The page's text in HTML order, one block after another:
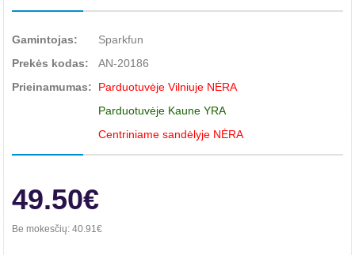
Gamintojas:
Sparkfun
Prekės kodas:
AN-20186
Prieinamumas:
Parduotuvėje Vilniuje NĖRA
Parduotuvėje Kaune YRA
Centriniame sandėlyje NĖRA
49.50€
Be mokesčių: 40.91€